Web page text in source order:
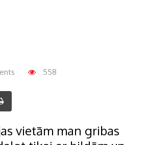
558
Print
vietām man gribas